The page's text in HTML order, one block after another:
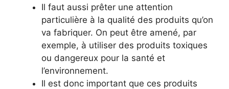
Il faut aussi prêter une attention
particulière à la qualité des produits qu’on
va fabriquer. On peut être amené, par
exemple, à utiliser des produits toxiques
ou dangereux pour la santé et
l’environnement.
Il est donc important que ces produits